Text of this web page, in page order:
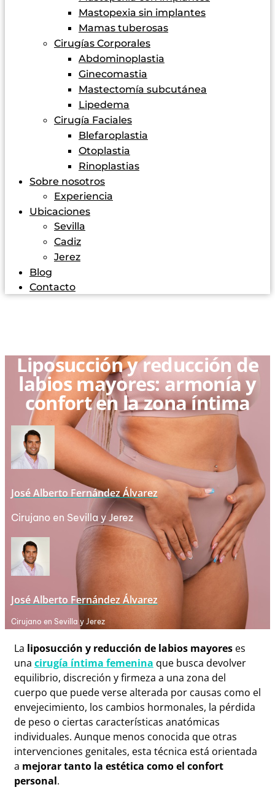
Mastopexia sin implantes
Mamas tuberosas
Cirugías Corporales
Abdominoplastia
Ginecomastia
Mastectomía subcutánea
Lipedema
Cirugía Faciales
Blefaroplastia
Otoplastia
Rinoplastias
Sobre nosotros
Experiencia
Ubicaciones
Sevilla
Cadiz
Jerez
Blog
Contacto
Liposucción y reducción de
labios mayores: armonía y
confort en la zona íntima
José Alberto Fernández Álvarez
Cirujano en Sevilla y Jerez
José Alberto Fernández Álvarez
Cirujano en Sevilla y Jerez
La liposucción y reducción de labios mayores es
una cirugía íntima femenina que busca devolver
equilibrio, discreción y firmeza a una zona del
cuerpo que puede verse alterada por causas como el
envejecimiento, los cambios hormonales, la pérdida
de peso o ciertas características anatómicas
individuales. Aunque menos conocida que otras
intervenciones genitales, esta técnica está orientada
a mejorar tanto la estética como el confort
personal.